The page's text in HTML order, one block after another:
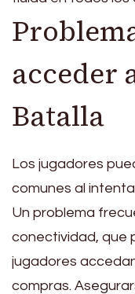
acceder
Batalla
Los jugadores
comunes al
Un problema
conectividad, que
jugadores
compras.